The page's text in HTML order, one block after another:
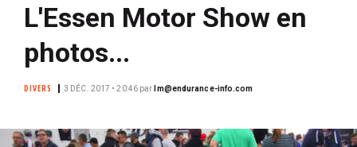
r
L'Essen Motor Show en
photos...
DIVERS 3 DÉC. 2017 • 20:46 par lm@endurance-info.com